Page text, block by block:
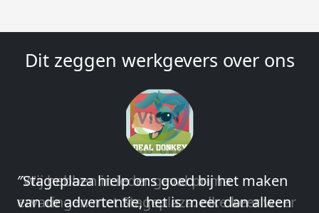
Dit zeggen werkgevers over ons
″Wij hebben in ieder geval prima
ervaringen met Stageplaza: elke keer weer